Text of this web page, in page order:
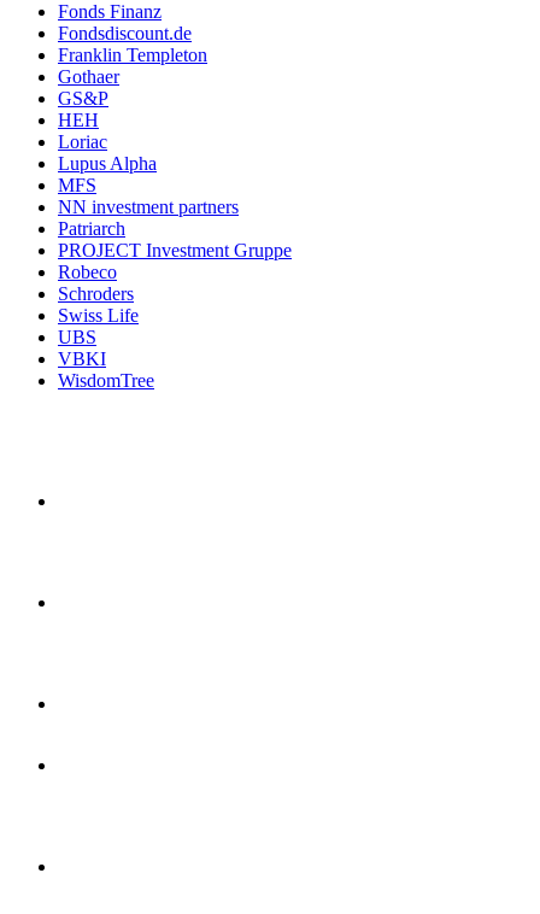
Fonds Finanz
Fondsdiscount.de
Franklin Templeton
Gothaer
GS&P
HEH
Loriac
Lupus Alpha
MFS
NN investment partners
Patriarch
PROJECT Investment Gruppe
Robeco
Schroders
Swiss Life
UBS
VBKI
WisdomTree